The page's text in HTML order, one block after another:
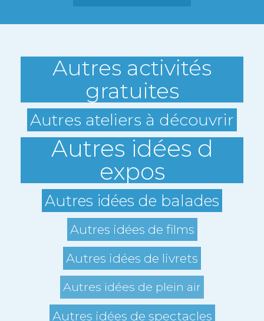
Autres activités
gratuites
Autres ateliers à découvrir
Autres idées d
expos
Autres idées de balades
Autres idées de films
Autres idées de livrets
Autres idées de plein air
Autres idées de spectacles